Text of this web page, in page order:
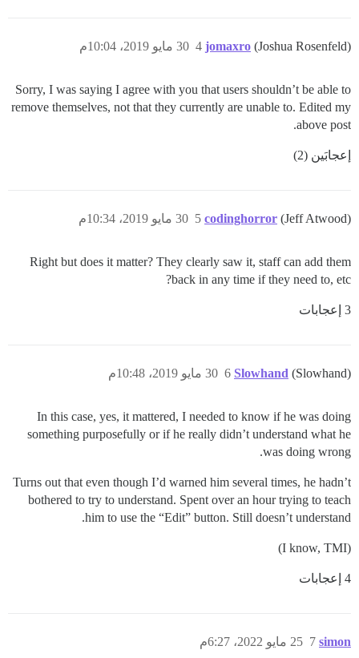
jomaxro (Joshua Rosenfeld) 30 مايو 2019، 10:04م 4
Sorry, I was saying I agree with you that users shouldn’t be able to
remove themselves, not that they currently are unable to. Edited my
above post.
إعجابَين (2)
codinghorror (Jeff Atwood) 30 مايو 2019، 10:34م 5
Right but does it matter? They clearly saw it, staff can add them
back in any time if they need to, etc?
3 إعجابات
Slowhand (Slowhand) 30 مايو 2019، 10:48م 6
In this case, yes, it mattered, I needed to know if he was doing
something purposefully or if he really didn’t understand what he
was doing wrong.
Turns out that even though I’d warned him several times, he hadn’t
bothered to try to understand. Spent over an hour trying to teach
him to use the “Edit” button. Still doesn’t understand.
(I know, TMI)
4 إعجابات
simon 25 مايو 2022، 6:27م 7